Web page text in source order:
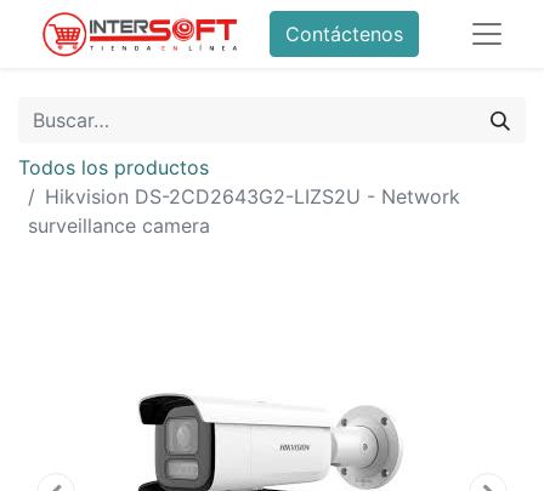
Contáctenos
Todos los productos
Hikvision DS-2CD2643G2-LIZS2U - Network
surveillance camera